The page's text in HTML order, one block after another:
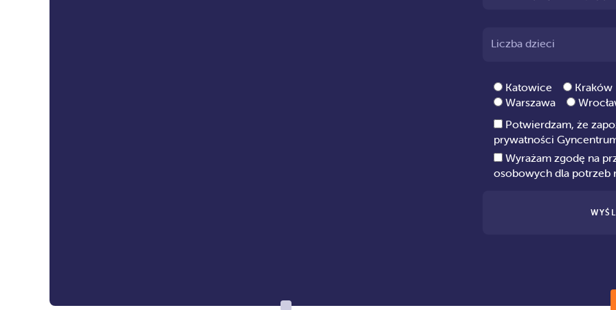
Liczba dzieci
Katowice
Kraków
Warszawa
Potwierdzam, że
prywatności
Wyrażam zgodę na
osobowych dla potrzeb